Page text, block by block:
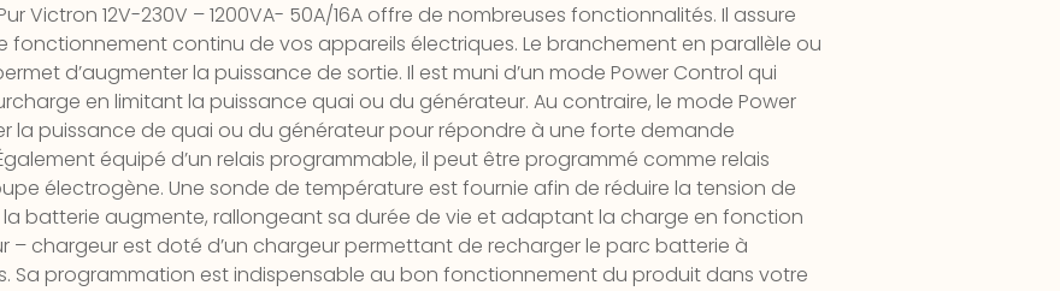
Victron 12V-230V – 1200VA- 50A/16A offre de nombreuses fonctionnalités. Il assure
continu de vos appareils électriques. Le branchement en parallèle ou
d’augmenter la puissance de sortie. Il est muni d’un mode Power Control qui
en limitant la puissance quai ou du générateur. Au contraire, le mode Power
la puissance de quai ou du générateur pour répondre à une forte demande
équipé d’un relais programmable, il peut être programmé comme relais
électrogène. Une sonde de température est fournie afin de réduire la tension de
batterie augmente, rallongeant sa durée de vie et adaptant la charge en fonction
– chargeur est doté d’un chargeur permettant de recharger le parc batterie à
Sa programmation est indispensable au bon fonctionnement du produit dans votre